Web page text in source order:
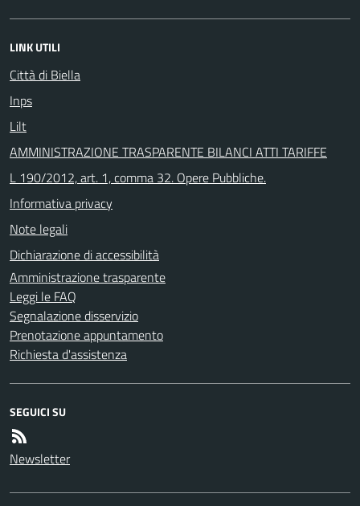
LINK UTILI
Città di Biella
Inps
Lilt
AMMINISTRAZIONE TRASPARENTE BILANCI ATTI TARIFFE
L 190/2012, art. 1, comma 32. Opere Pubbliche.
Informativa privacy
Note legali
Dichiarazione di accessibilità
Amministrazione trasparente
Leggi le FAQ
Segnalazione disservizio
Prenotazione appuntamento
Richiesta d'assistenza
SEGUICI SU
Newsletter